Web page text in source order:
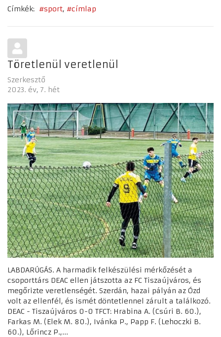
Címkék:
sport címlap
Töretlenül veretlenül
Szerkesztő
2023. év 7. hét
LABDARÚGÁS. A harmadik felkészülési mérkőzését a
csoporttárs DEAC ellen játszotta az FC Tiszaújváros, és
megőrizte veretlenségét. Szerdán, hazai pályán az Ózd
volt az ellenfél, és ismét döntetlennel zárult a találkozó.
DEAC - Tiszaújváros 0-0 TFCT: Hrabina A. (Csúri B. 60.),
Farkas M. (Elek M. 80.), Ivánka P., Papp F. (Lehoczki B.
60.), Lőrincz P.,...